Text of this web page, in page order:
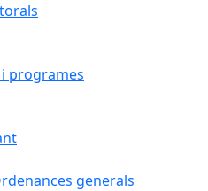
programes
generals